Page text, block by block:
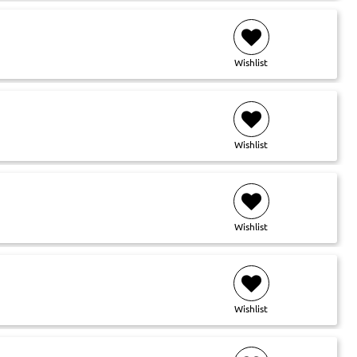
Wishlist
Wishlist
Wishlist
Wishlist